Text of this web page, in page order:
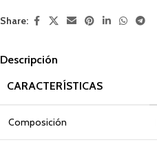
Share:
Descripción
CARACTERÍSTICAS
Composición